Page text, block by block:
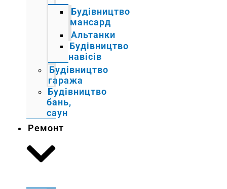
Будівництво
мансард
Альтанки
Будівництво
навісів
Будівництво
гаража
Будівництво
бань,
саун
Ремонт